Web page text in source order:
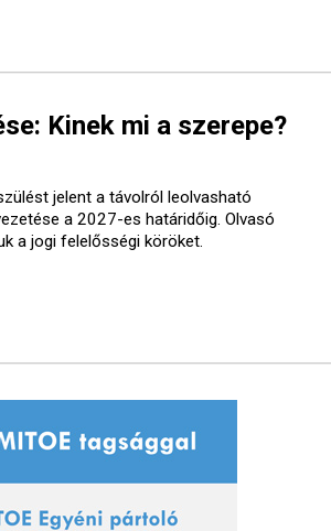
Kinek mi a szerepe?
jelent a távolról leolvasható
a 2027-es határidőig. Olvasó
a jogi felelősségi köröket.